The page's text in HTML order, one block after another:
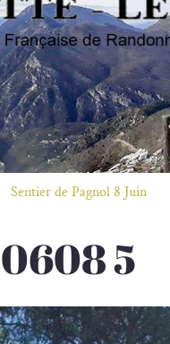
Sentier de Pagnol 8 Juin
5